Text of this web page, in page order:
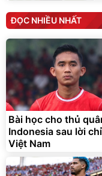
ĐỌC NHIỀU NHẤT
Bài học cho thủ
Indonesia sau lời
Việt Nam